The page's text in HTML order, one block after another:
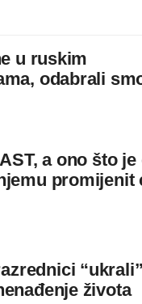
u ruskim
odabrali
a ono što je
promijenit
“ukrali”
života